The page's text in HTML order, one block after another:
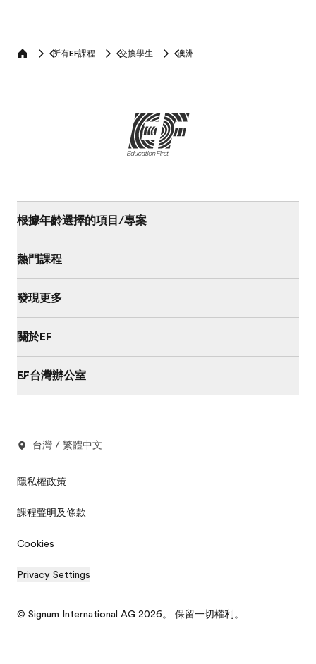
home 所有EF課程 交換學生 澳洲
根據年齡選擇的項目/專案
熱門課程
發現更多
關於EF
EF台灣辦公室
台灣 / 繁體中文
隱私權政策
課程聲明及條款
Cookies
Privacy Settings
© Signum International AG 2026。 保留一切權利。